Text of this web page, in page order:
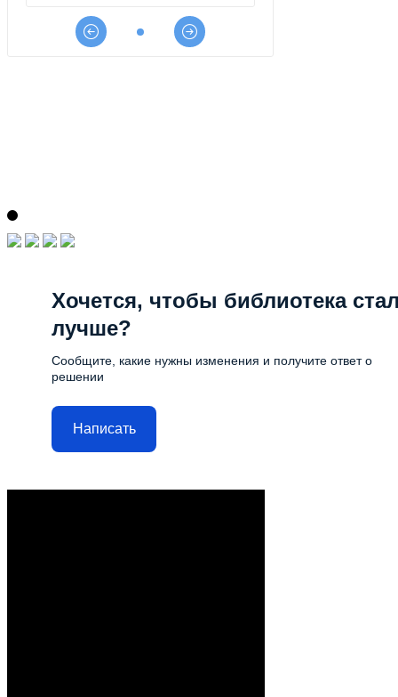
Хочется, чтобы библиотека
лучше?
Сообщите, какие нужны изменения и получите ответ о
решении
Написать